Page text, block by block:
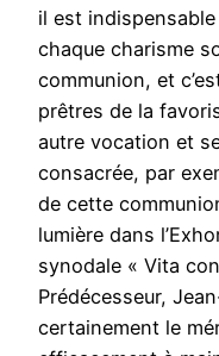
il est
chaque charisme
communion, et
prêtres de la
autre vocation et
consacrée, par
de cette
lumière dans
synodale « Vita
Prédécesseur,
certainement le